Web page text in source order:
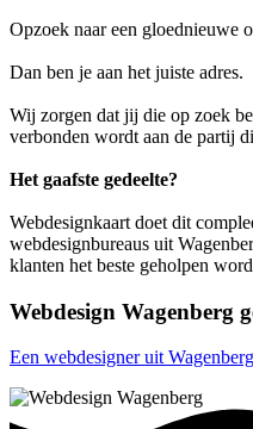
Opzoek naar een gloednieuwe
Dan ben je aan het juiste adres.
Wij zorgen dat jij die op zoek
verbonden wordt aan de partij
Het gaafste gedeelte?
Webdesignkaart doet dit
webdesignbureaus uit
klanten het beste geholpen
Webdesign Wagenberg
Een webdesigner uit